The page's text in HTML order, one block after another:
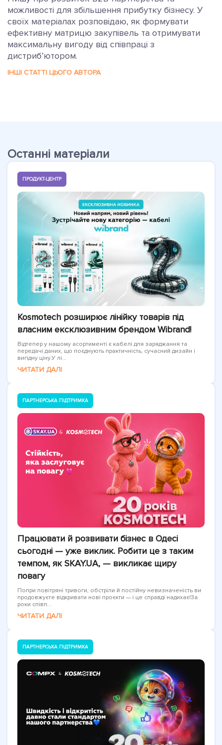
можливості для збільшення прибутку бізнесу. У
своїх матеріалах розповідаю, як формувати
ефективну матрицю закупівель та отримувати
максимальну вигоду від співпраці з
дистриб’ютором.
ІНШІ СТАТТІ ЦЬОГО АВТОРА
Останні матеріали
ПРОДУКТ-ЦЕНТР
Kosmotech розширює лінійку товарів під
власним ексклюзивним брендом Wibrand!
Відтепер у нашому асортименті є кабелі для заряджання та
передачі даних, що поєднують практичність, сучасний дизайн і
вигідну ціну.У лі...
ЧИТАТИ ДАЛІ
ПАРТНЕРСЬКА ПІДТРИМКА
Працювати й розвивати бізнес в Одесі
сьогодні — уже виклик. Робити це з таким
темпом, як SKAY.UA, — викликає щиру
повагу
Попри повітряні тривоги, обстріли й постійну невизначеність ви
продовжуєте відкривати нові проєкти — і це справді надихає!За
роки співп...
ЧИТАТИ ДАЛІ
ПАРТНЕРСЬКА ПІДТРИМКА